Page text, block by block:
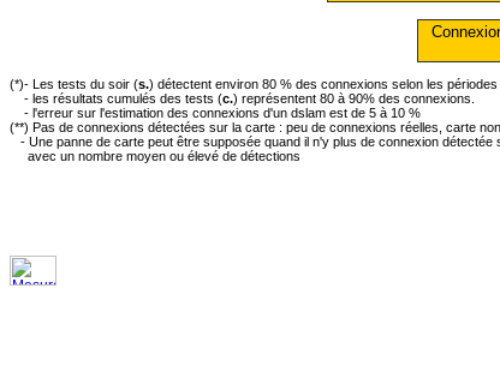
(*)- Les tests du soir (s.) détectent environ 80 % des connexions selon les
- les résultats cumulés des tests (c.) représentent 80 à 90% des connexions.
- l'erreur sur l'estimation des connexions d'un dslam est de 5 à 10 %
(**) Pas de connexions détectées sur la carte : peu de connexions réelles, carte
- Une panne de carte peut être supposée quand il n'y plus de connexion
avec un nombre moyen ou élevé de détections